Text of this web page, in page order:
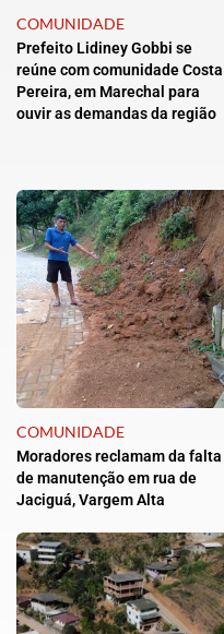
COMUNIDADE
Prefeito Lidiney Gobbi se
reúne com comunidade Costa
Pereira, em Marechal para
ouvir as demandas da região
COMUNIDADE
Moradores reclamam da falta
de manutenção em rua de
Jaciguá, Vargem Alta